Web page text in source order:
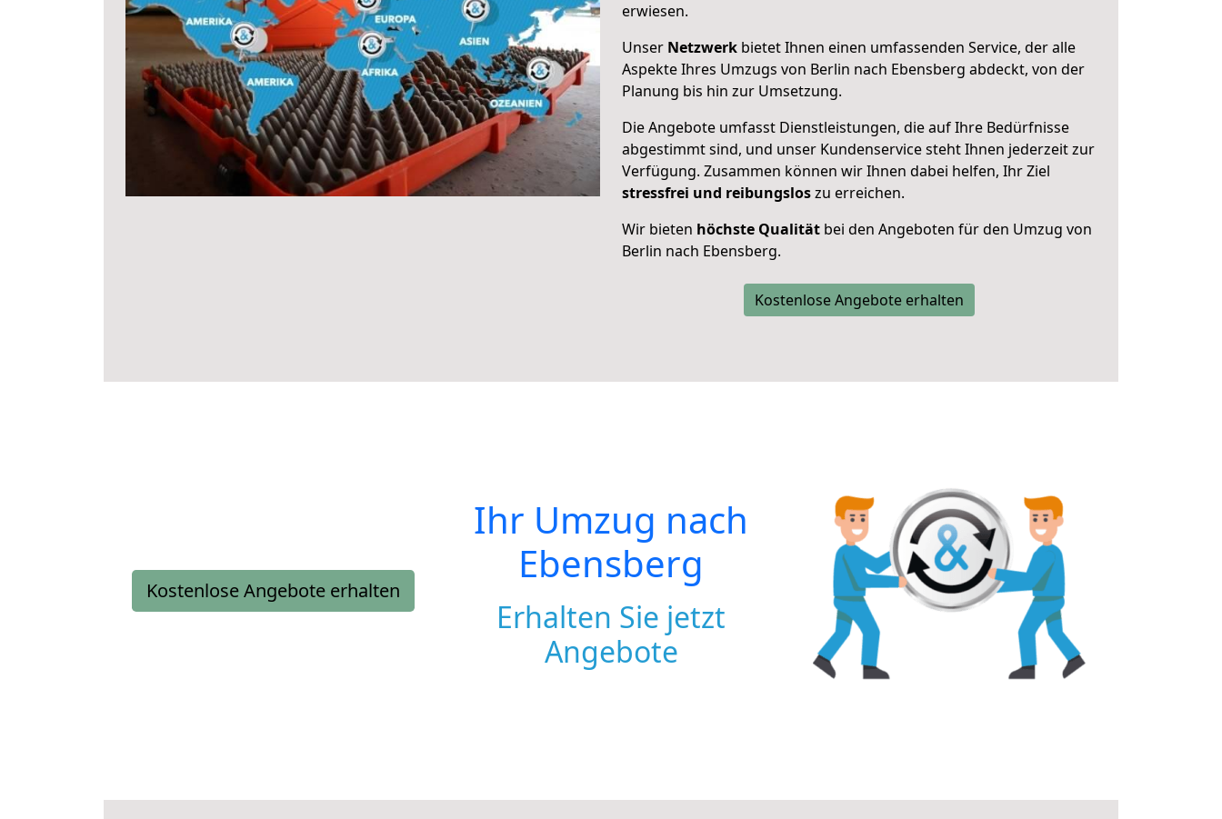
erwiesen.
Unser Netzwerk bietet Ihnen einen umfassenden Service, der alle
Aspekte Ihres Umzugs von Berlin nach Ebensberg abdeckt, von der
Planung bis hin zur Umsetzung.
Die Angebote umfasst Dienstleistungen, die auf Ihre Bedürfnisse
abgestimmt sind, und unser Kundenservice steht Ihnen jederzeit zur
Verfügung. Zusammen können wir Ihnen dabei helfen, Ihr Ziel
stressfrei und reibungsloszu erreichen.
Wir bieten höchste Qualität bei den Angeboten für den Umzug von
Berlin nach Ebensberg.
Kostenlose Angebote erhalten
Kostenlose Angebote erhalten
Ihr Umzug nach
Ebensberg
Erhalten Sie jetzt
Angebote